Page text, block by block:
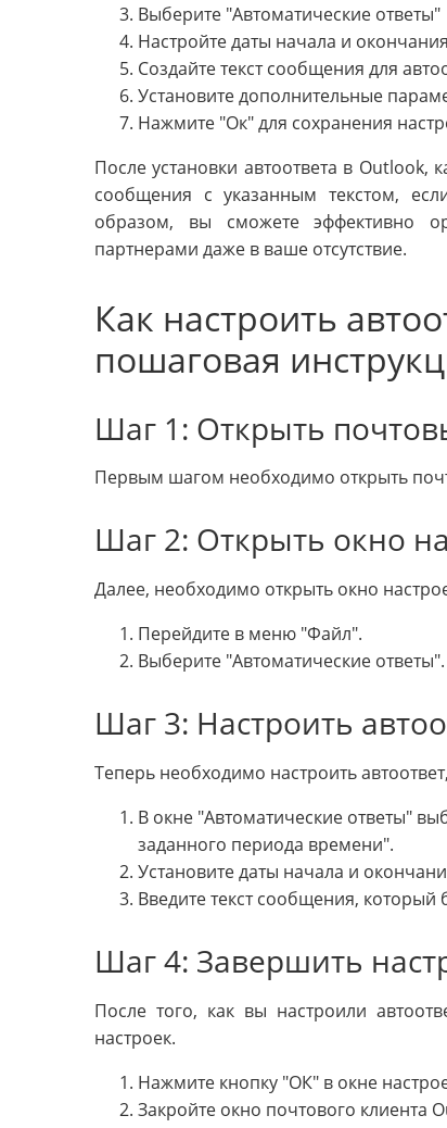
Выберите "Автоматические ответы"
Настройте даты начала и
Создайте текст сообщения для
Установите дополнительные
Нажмите "Ок" для сохранения
После установки автоответа в Outlook,
сообщения с указанным текстом,
образом, вы сможете эффективно
партнерами даже в ваше отсутствие.
Как настроить
пошаговая
Шаг 1: Открыть
Первым шагом необходимо открыть
Шаг 2: Открыть окно
Далее, необходимо открыть окно
Перейдите в меню "Файл".
Выберите "Автоматические ответы".
Шаг 3: Настроить
Теперь необходимо настроить
В окне "Автоматические ответы"
заданного периода времени".
Установите даты начала и
Введите текст сообщения, который
Шаг 4: Завершить
После того, как вы настроили
настроек.
Нажмите кнопку "ОК" в окне
Закройте окно почтового клиента